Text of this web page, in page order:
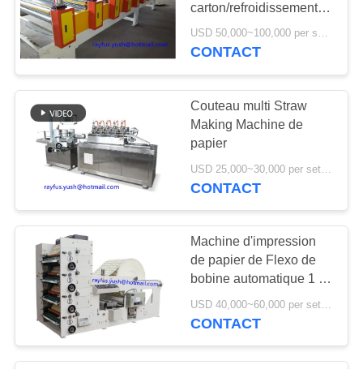
carton/refroidissement
de chauffage menant la
machine à bonne fin
USD 50,000~100,000 per set MOQ:1 ensemble
CONTACT
Couteau multi Straw
Making Machine de
papier
CONTACT
Machine d'impression
de papier de Flexo de
bobine automatique 1 |
impression de 5
couleurs facultative
USD 40,000~60,000 per set MOQ:1 ensemble
CONTACT